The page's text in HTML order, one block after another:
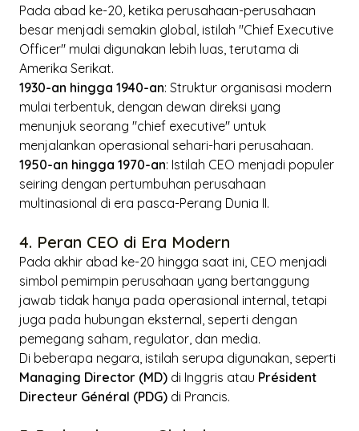
Pada abad ke-20, ketika perusahaan-perusahaan
besar menjadi semakin global, istilah "Chief Executive
Officer" mulai digunakan lebih luas, terutama di
Amerika Serikat.
1930-an hingga 1940-an: Struktur organisasi modern
mulai terbentuk, dengan dewan direksi yang
menunjuk seorang "chief executive" untuk
menjalankan operasional sehari-hari perusahaan.
1950-an hingga 1970-an: Istilah CEO menjadi populer
seiring dengan pertumbuhan perusahaan
multinasional di era pasca-Perang Dunia II.
4. Peran CEO di Era Modern
Pada akhir abad ke-20 hingga saat ini, CEO menjadi
simbol pemimpin perusahaan yang bertanggung
jawab tidak hanya pada operasional internal, tetapi
juga pada hubungan eksternal, seperti dengan
pemegang saham, regulator, dan media.
Di beberapa negara, istilah serupa digunakan, seperti
Managing Director (MD) di Inggris atau Président
Directeur Général (PDG) di Prancis.